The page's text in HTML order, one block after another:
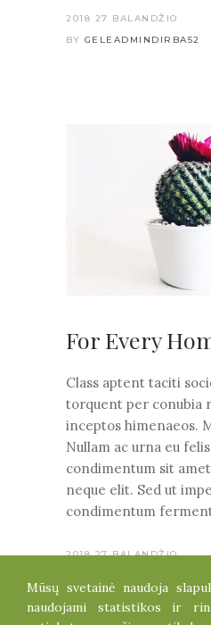
2018 27 BALANDŽIO
BY GELEADMINDIRBA52
For Every
Class aptent taciti
torquent per conubia
inceptos himenaeos.
Nullam ac urna eu
condimentum sit
neque elit. Sed ut
condimentum
2018 27 BALANDŽIO
Mūsų svetainė naudoja
naudojami statistikos ir